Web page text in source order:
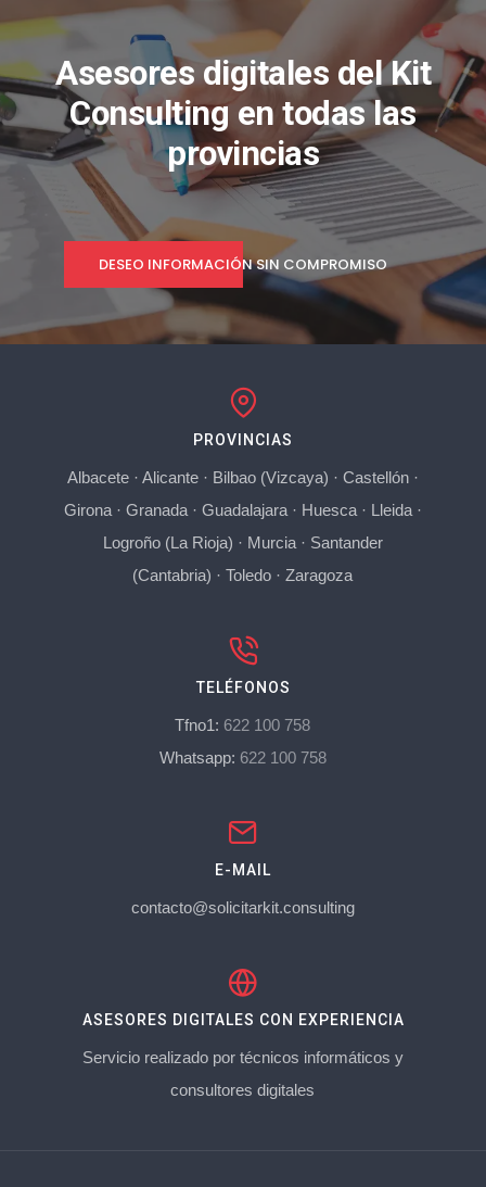
Asesores digitales del Kit
Consulting en todas las
provincias
DESEO INFORMACIÓN SIN COMPROMISO
PROVINCIAS
Albacete· Alicante· Bilbao (Vizcaya) · Castellón·
Girona· Granada· Guadalajara· Huesca· Lleida·
Logroño (La Rioja) · Murcia· Santander
(Cantabria) ·Toledo ·Zaragoza
TELÉFONOS
Tfno1: 622 100 758
Whatsapp: 622 100 758
E-MAIL
contacto@solicitarkit.consulting
ASESORES DIGITALES CON EXPERIENCIA
Servicio realizado por técnicos informáticos y
consultores digitales